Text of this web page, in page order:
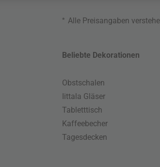
* Alle Preisangaben
Beliebte Dekorationen
Obstschalen
Iittala Gläser
Tabletttisch
Kaffeebecher
Tagesdecken